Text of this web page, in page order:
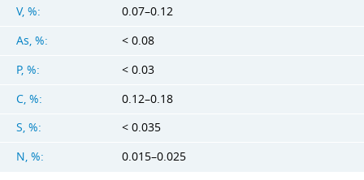
V, %:
0.07–0.12
As, %:
< 0.08
P, %:
< 0.03
C, %:
0.12–0.18
S, %:
< 0.035
N, %:
0.015–0.025